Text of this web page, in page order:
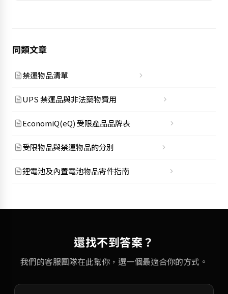
同類文章
禁運物品清單
UPS 禁運品與非法藥物費用
EconomiQ(eQ) 受限產品品牌表
受限物品與禁運物品的分別
鋰電池及內置電池物品寄件指南
還找不到答案？
我們的客服團隊在此幫你，選一個最適合你的方式。